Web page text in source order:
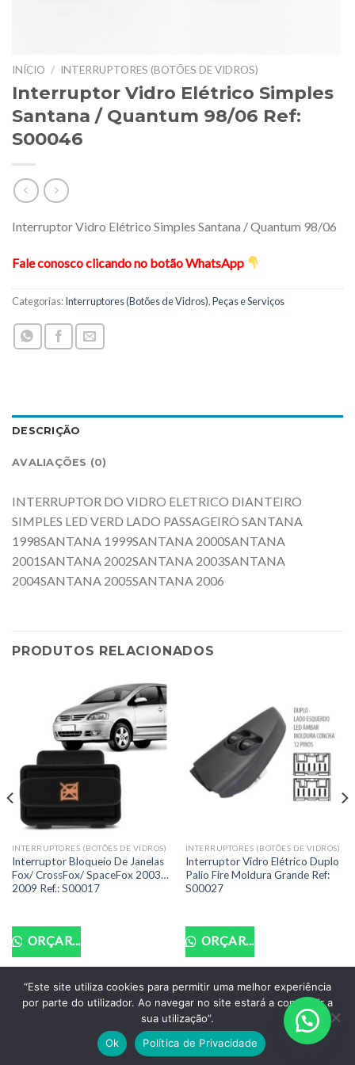
INÍCIO / INTERRUPTORES (BOTÕES DE VIDROS)
Interruptor Vidro Elétrico Simples
Santana / Quantum 98/06 Ref:
S00046
Interruptor Vidro Elétrico Simples Santana / Quantum 98/06
Fale conosco clicando no botão WhatsApp
Categorias:Interruptores (Botões de Vidros),Peças e Serviços
DESCRIÇÃO
AVALIAÇÕES (0)
INTERRUPTOR DO VIDRO ELETRICO DIANTEIRO
SIMPLES LED VERD LADO PASSAGEIRO SANTANA
1998SANTANA 1999SANTANA 2000SANTANA
2001SANTANA 2002SANTANA 2003SANTANA
2004SANTANA 2005SANTANA 2006
PRODUTOS RELACIONADOS
INTERRUPTORES (BOTÕES DE VIDROS)
Interruptor Bloqueio De Janelas
Fox/ CrossFox/ SpaceFox 2003…
2009 Ref.: S00017
ORÇAR...
INTERRUPTORES (BOTÕES DE VIDROS)
Interruptor Vidro Elétrico Duplo
Palio Fire Moldura Grande Ref:
S00027
ORÇAR...
POLITICA DE PRIVACIDADE TERMOS DE USO
Copyright 2026 ©
Santo Auto Vidros e Chaveiro - CNPJ:
18.011.218/0001-07
“Este site utiliza cookies para permitir uma melhor experiência
por parte do utilizador. Ao navegar no site estará a consentir a
sua utilização”.
Ok
Política de Privacidade